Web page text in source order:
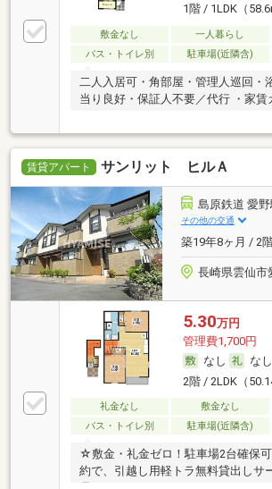
1階 / 1LDK（
敷金なし 一人暮らし
バス・トイレ別
駐車場(近隣含)
二人入居可・角部屋・管理人巡回・
当り良好・保証人不要／代行 ・家賃
賃貸アパート サンリット ヒルＡ
島原鉄道 愛
その他の交通
築19年8ヶ月 / 2
長崎県雲仙市
5.30万円
管理費1,700円
なし
なし
2階 / 2LDK（
礼金なし 敷金なし
バス・トイレ別
駐車場(近隣含)
☆敷金・礼金ゼロ！駐車場2台確保
約で、引越し用軽トラ無料貸出しサ